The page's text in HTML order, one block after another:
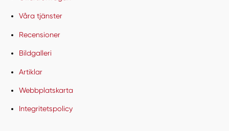
Våra tjänster
Recensioner
Bildgalleri
Artiklar
Webbplatskarta
Integritetspolicy